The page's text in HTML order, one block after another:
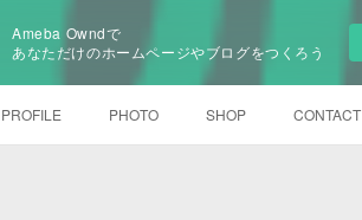
Ameba Owndで
あなただけのホームページやブログをつくろう
PROFILE PHOTO SHOP CONTACT